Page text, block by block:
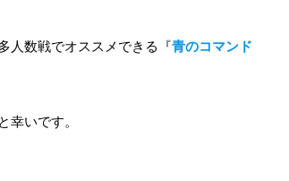
人数戦でオススメできる『青のコマンド
いです。